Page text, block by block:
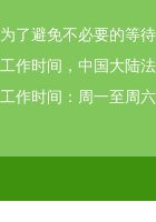
为了避免不必要的等
工作时间，中国大陆法
工作时间：周一至周